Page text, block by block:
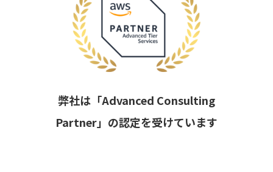
弊社は「Advanced Consulting
Partner」の認定を受けています